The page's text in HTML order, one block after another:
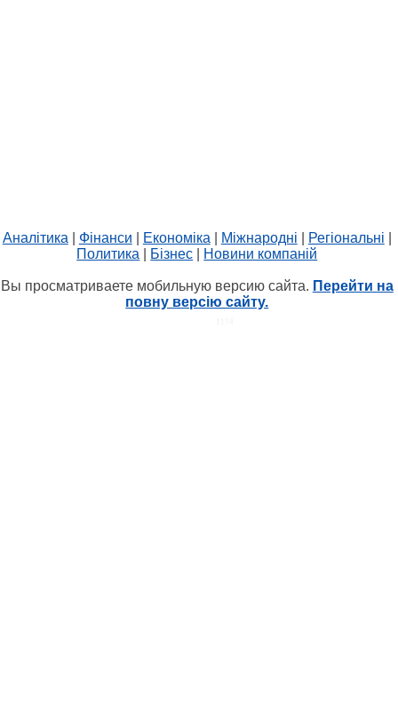
Аналітика| Фінанси Економіка| Міжнародні Регіональні
Политика
Бізнес Новини компаній
Вы просматриваете мобильную версию сайта. Перейти на
повну версію сайту.